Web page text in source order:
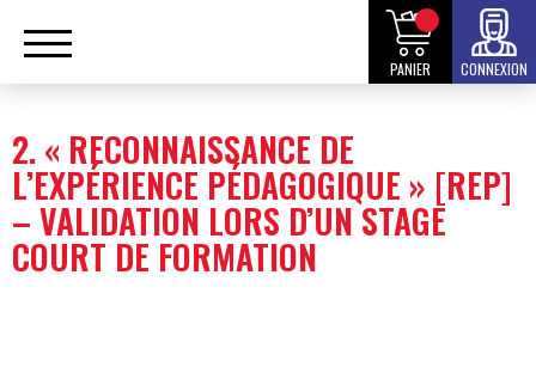
PANIER CONNEXION
2. « RECONNAISSANCE DE
L’EXPÉRIENCE PÉDAGOGIQUE » [REP]
– VALIDATION LORS D’UN STAGE
COURT DE FORMATION